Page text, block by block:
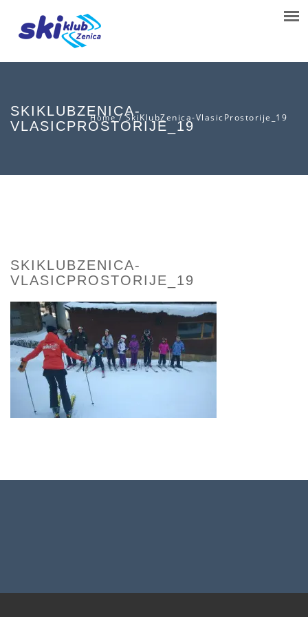
SKIKLUBZENICA-
VLASICPROSTORIJE_19
Home / SkiKlubZenica-VlasicProstorije_19
SKIKLUBZENICA-
VLASICPROSTORIJE_19